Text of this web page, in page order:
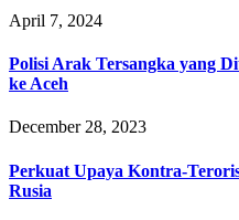
April 7, 2024
Polisi Arak Tersangka yang
ke Aceh
December 28, 2023
Perkuat Upaya Kontra-
Rusia